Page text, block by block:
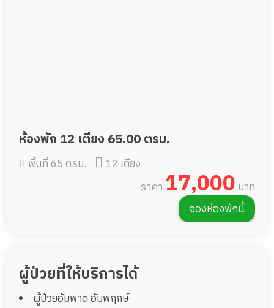
ห้องพัก 12 เตียง 65.00 ตรม.
พื้นที่ 65 ตรม.
12 เตียง
ราคา 17,000 บาท
จองห้องพักนี้
ผู้ป่วยที่ให้บริการได้
ผู้ป่วยอัมพาต อัมพฤกษ์